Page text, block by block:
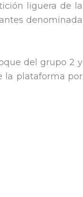
liguera de la
denominada
del grupo 2 y
la plataforma por